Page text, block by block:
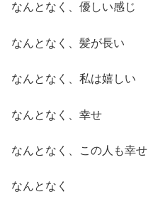
なんとなく、優しい感じ
なんとなく、髪が長い
なんとなく、私は嬉しい
なんとなく、幸せ
なんとなく、この人も幸せ
なんとなく